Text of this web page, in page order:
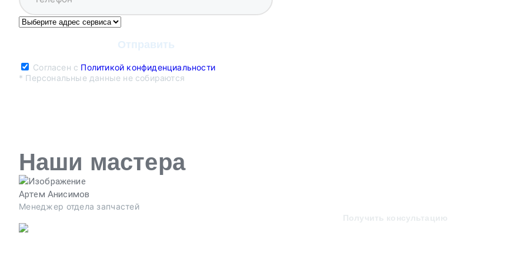
Согласен с Политикой конфиденциальности
* Персональные данные не собираются
Наши мастера
Артем Анисимов
Менеджер отдела запчастей
Получить консультацию